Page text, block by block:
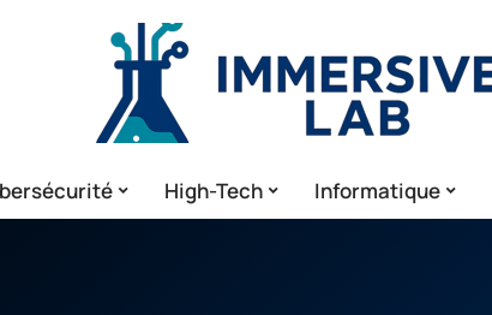
High-Tech Informatique